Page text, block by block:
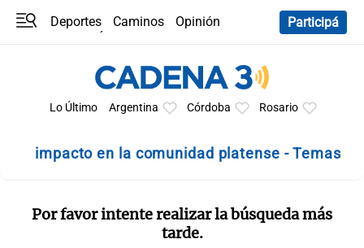
Deportes Caminos
Opinión
Participá
Lo Último Argentina Córdoba Rosario
impacto en la comunidad platense - Temas
Por favor intente realizar la búsqueda más
tarde.